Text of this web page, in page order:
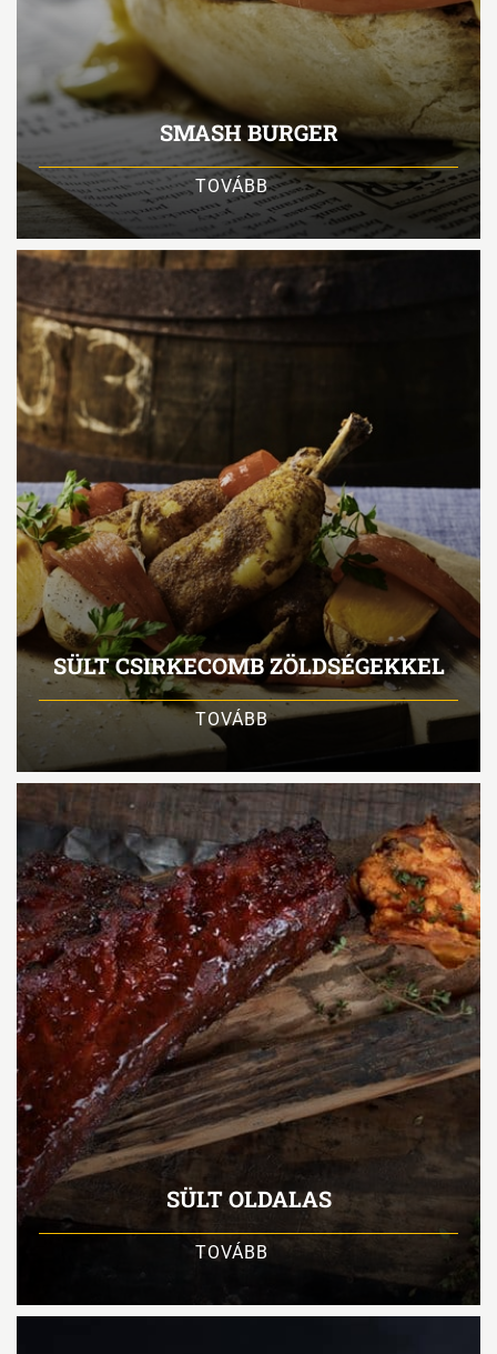
SMASH BURGER
TOVÁBB
SÜLT CSIRKECOMB ZÖLDSÉGEKKEL
TOVÁBB
SÜLT OLDALAS
TOVÁBB